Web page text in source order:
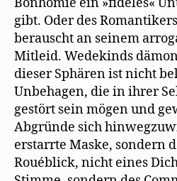
gibt. Oder des
berauscht an seinem
Mitleid. Wedekinds
dieser Sphären ist nicht
Unbehagen, die in ihrer
gestört sein mögen und
Abgründe sich
erstarrte Maske, sondern
Rouéblick, nicht eines